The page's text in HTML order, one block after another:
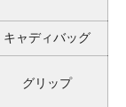
キャディバッグ
グリップ